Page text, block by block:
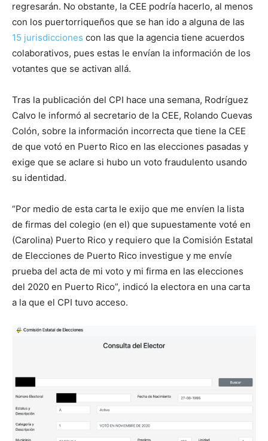
regresarán. No obstante, la CEE podría hacerlo, al menos
con los puertorriqueños que se han ido a alguna de las
15 jurisdicciones con las que la agencia tiene acuerdos
colaborativos, pues estas le envían la información de los
votantes que se activan allá.
Tras la publicación del CPI hace una semana, Rodríguez
Calvo le informó al secretario de la CEE, Rolando Cuevas
Colón, sobre la información incorrecta que tiene la CEE
de que votó en Puerto Rico en las elecciones pasadas y
exige que se aclare si hubo un voto fraudulento usando
su identidad.
“Por medio de esta carta le exijo que me envíen la lista
de firmas del colegio (en el) que supuestamente voté en
(Carolina) Puerto Rico y requiero que la Comisión Estatal
de Elecciones de Puerto Rico investigue y me envíe
prueba del acta de mi voto y mi firma en las elecciones
del 2020 en Puerto Rico”, indicó la electora en una carta
a la que el CPI tuvo acceso.